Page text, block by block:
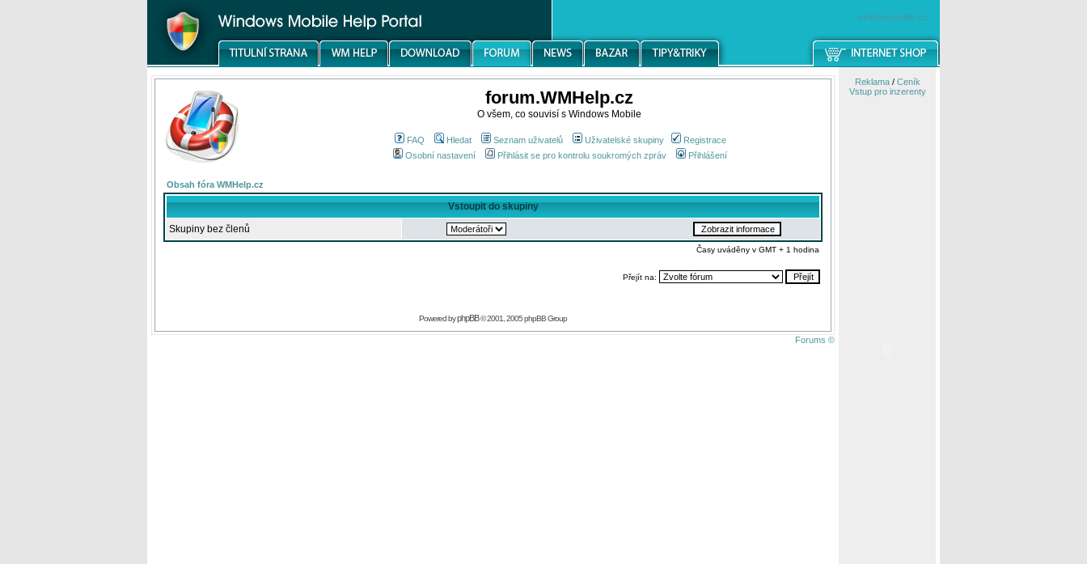
windowsmobile.cz
forum.WMHelp.cz
O všem, co souvisí s Windows Mobile
FAQ Hledat Seznam uživatelů Uživatelské skupiny
Registrace
Osobní nastavení
Přihlásit se pro kontrolu soukromých zpráv Přihlášení
Obsah fóra WMHelp.cz
Vstoupit do skupiny
Skupiny bez členů
Časy uváděny v GMT + 1 hodina
Přejít na:
Powered byphpBB© 2001, 2005 phpBB Group
Forums ©
Reklama/ Ceník
Vstup pro inzerenty